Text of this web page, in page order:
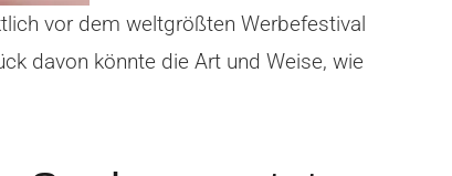
vor dem weltgrößten Werbefestival
davon könnte die Art und Weise, wie